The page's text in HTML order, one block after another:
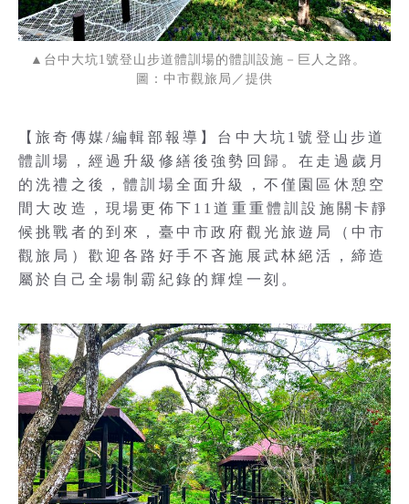
▲台中大坑1號登山步道體訓場的體訓設施－巨人之路。
圖：中市觀旅局／提供
【旅奇傳媒/編輯部報導】台中大坑1號登山步道
體訓場，經過升級修繕後強勢回歸。在走過歲月
的洗禮之後，體訓場全面升級，不僅園區休憩空
間大改造，現場更佈下11道重重體訓設施關卡靜
候挑戰者的到來，臺中市政府觀光旅遊局（中市
觀旅局）歡迎各路好手不吝施展武林絕活，締造
屬於自己全場制霸紀錄的輝煌一刻。